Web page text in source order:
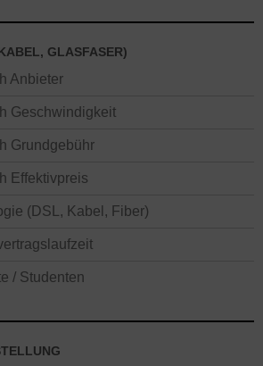
GLASFASER)
Anbieter
Geschwindigkeit
Grundgebühr
Effektivpreis
(DSL, Kabel, Fiber)
/ Studenten